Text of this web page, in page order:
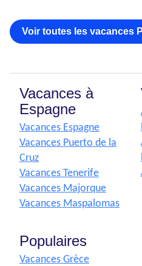
Voir toutes les vacances
Vacances à
Espagne
Vacances Espagne
Vacances Puerto de la
Cruz
Vacances Tenerife
Vacances Majorque
Vacances Maspalomas
Populaires
Vacances Grèce